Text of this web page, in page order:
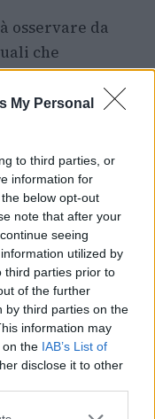
My Personal
to third parties, or
information for
below opt-out
note that after your
seeing
utilized by
third parties prior to
of the further
by third parties on the
information may
on the IAB’s List of
disclose it to other
or more Google
osservare da
che
girone: dalla
della Spagna
delle
Con il
promette di
concreta delle
Mondiale 2026.
dal look
tattico che